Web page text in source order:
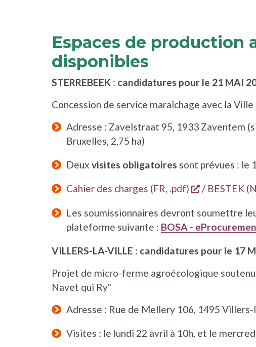
Espaces de production
disponibles
STERREBEEK : candidatures pour le 21 MAI
Concession de service maraîchage avec la
Adresse : Zavelstraat 95, 1933 Zaventem
Bruxelles, 2,75 ha)
Deux visites obligatoires sont prévues : le
Cahier des charges (FR, .pdf) s'ouvre dans
/ BESTEK
Les soumissionnaires devront soumettre
plateforme suivante : BOSA -
VILLERS-LA-VILLE : candidatures pour le 17
Projet de micro-ferme agroécologique
Navet qui Ry"
Adresse : Rue de Mellery 106, 1495
Visites : le lundi 22 avril à 10h, et le